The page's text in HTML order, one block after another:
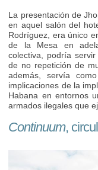
La presentación de
en aquel salón del
Rodríguez, era único
de la Mesa en
colectiva, podría
de no repetición de
además, servía
implicaciones de la
Habana en entornos
armados ilegales que
Continuum,